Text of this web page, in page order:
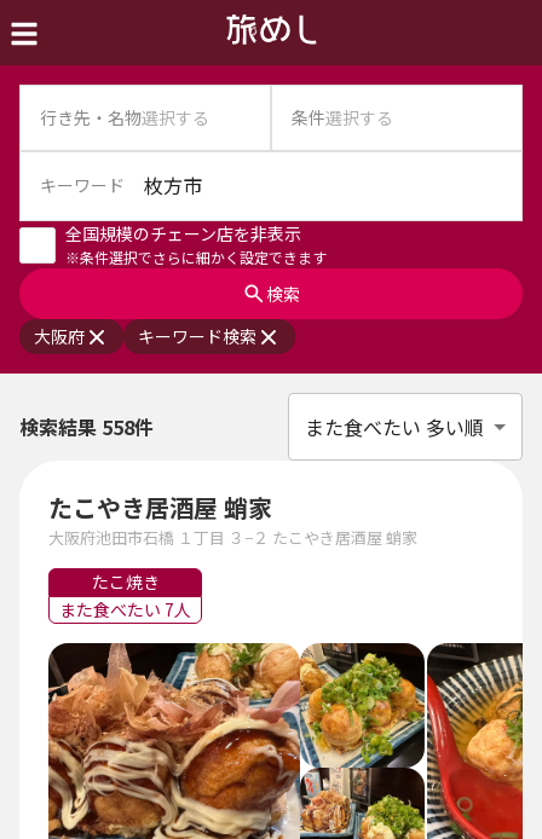
行き先・名物選択する 条件選択する
キーワード
全国規模のチェーン店を非表示
※条件選択でさらに細かく設定できます
検索
大阪府
キーワード検索
検索結果 558件 また食べたい 多い順
たこやき居酒屋 蛸家
大阪府池田市石橋 １丁目 ３−２ たこやき居酒屋 蛸家
たこ焼き
また食べたい 7人